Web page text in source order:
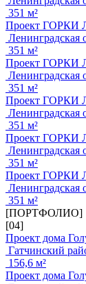
351 м²
Проект ГОРКИ
Ленинградская
351 м²
Проект ГОРКИ
Ленинградская
351 м²
Проект ГОРКИ
Ленинградская
351 м²
Проект ГОРКИ
Ленинградская
351 м²
Проект ГОРКИ
Ленинградская
351 м²
[ПОРТФОЛИО]
[04]
Проект дома
Гатчинский
156,6 м²
Проект дома